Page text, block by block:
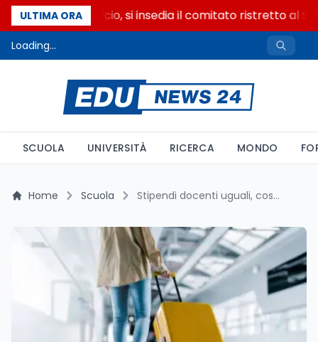
ULTIMA ORA
Riforma del calcio, si insedia il comitato ristretto al
Loading...
SCUOLA UNIVERSITÀ RICERCA MONDO
Home Scuola Stipendi docenti uguali, costo della vita no: il gap che spinge al Sud